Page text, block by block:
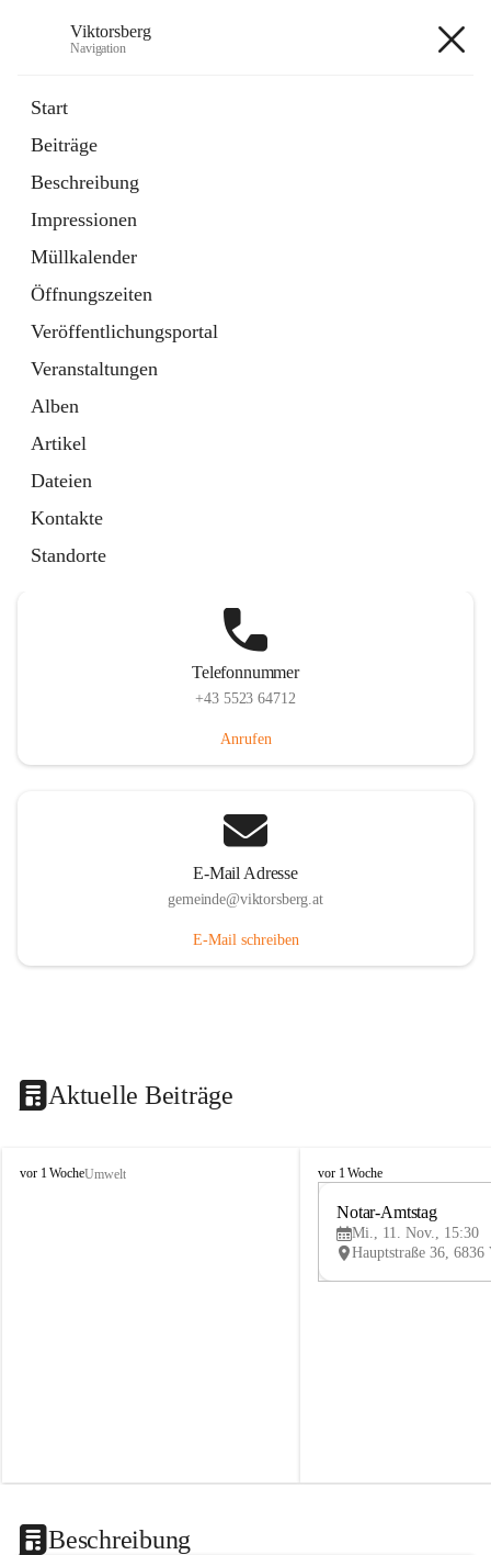
Viktorsberg
Navigation
Start
Beiträge
Beschreibung
Impressionen
Müllkalender
Öffnungszeiten
Veröffentlichungsportal
Veranstaltungen
Alben
Artikel
Dateien
Kontakte
Standorte
1 Schnellzugriff
Bürgerservice
10 Schnellzugriffe
Telefonnummer
+43 5523 64712
Anrufen
E-Mail Adresse
gemeinde@viktorsberg.at
E-Mail schreiben
Aktuelle Beiträge
V
vor 1 WocheUmwelt
V
vor 1 Woche
Notar-Amtstag
Mi., 11. Nov., 15:30
Beschreibung